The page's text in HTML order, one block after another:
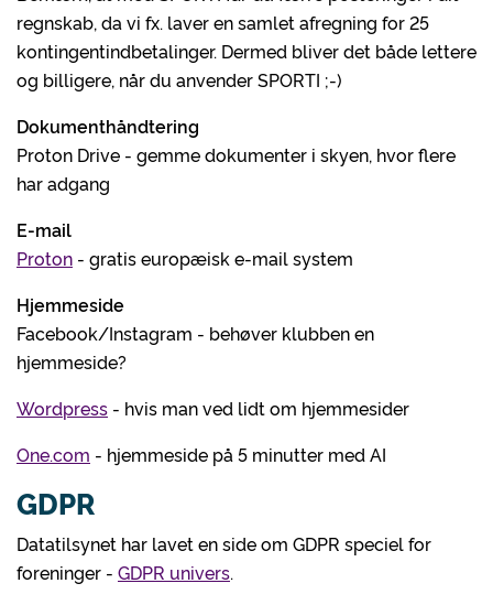
regnskab, da vi fx. laver en samlet afregning for 25
kontingentindbetalinger. Dermed bliver det både lettere
og billigere, når du anvender SPORTI ;-)
Dokumenthåndtering
Proton Drive - gemme dokumenter i skyen, hvor flere
har adgang
E-mail
Proton - gratis europæisk e-mail system
Hjemmeside
Facebook/Instagram - behøver klubben en
hjemmeside?
Wordpress - hvis man ved lidt om hjemmesider
One.com - hjemmeside på 5 minutter med AI
GDPR
Datatilsynet har lavet en side om GDPR speciel for
foreninger - GDPR univers.